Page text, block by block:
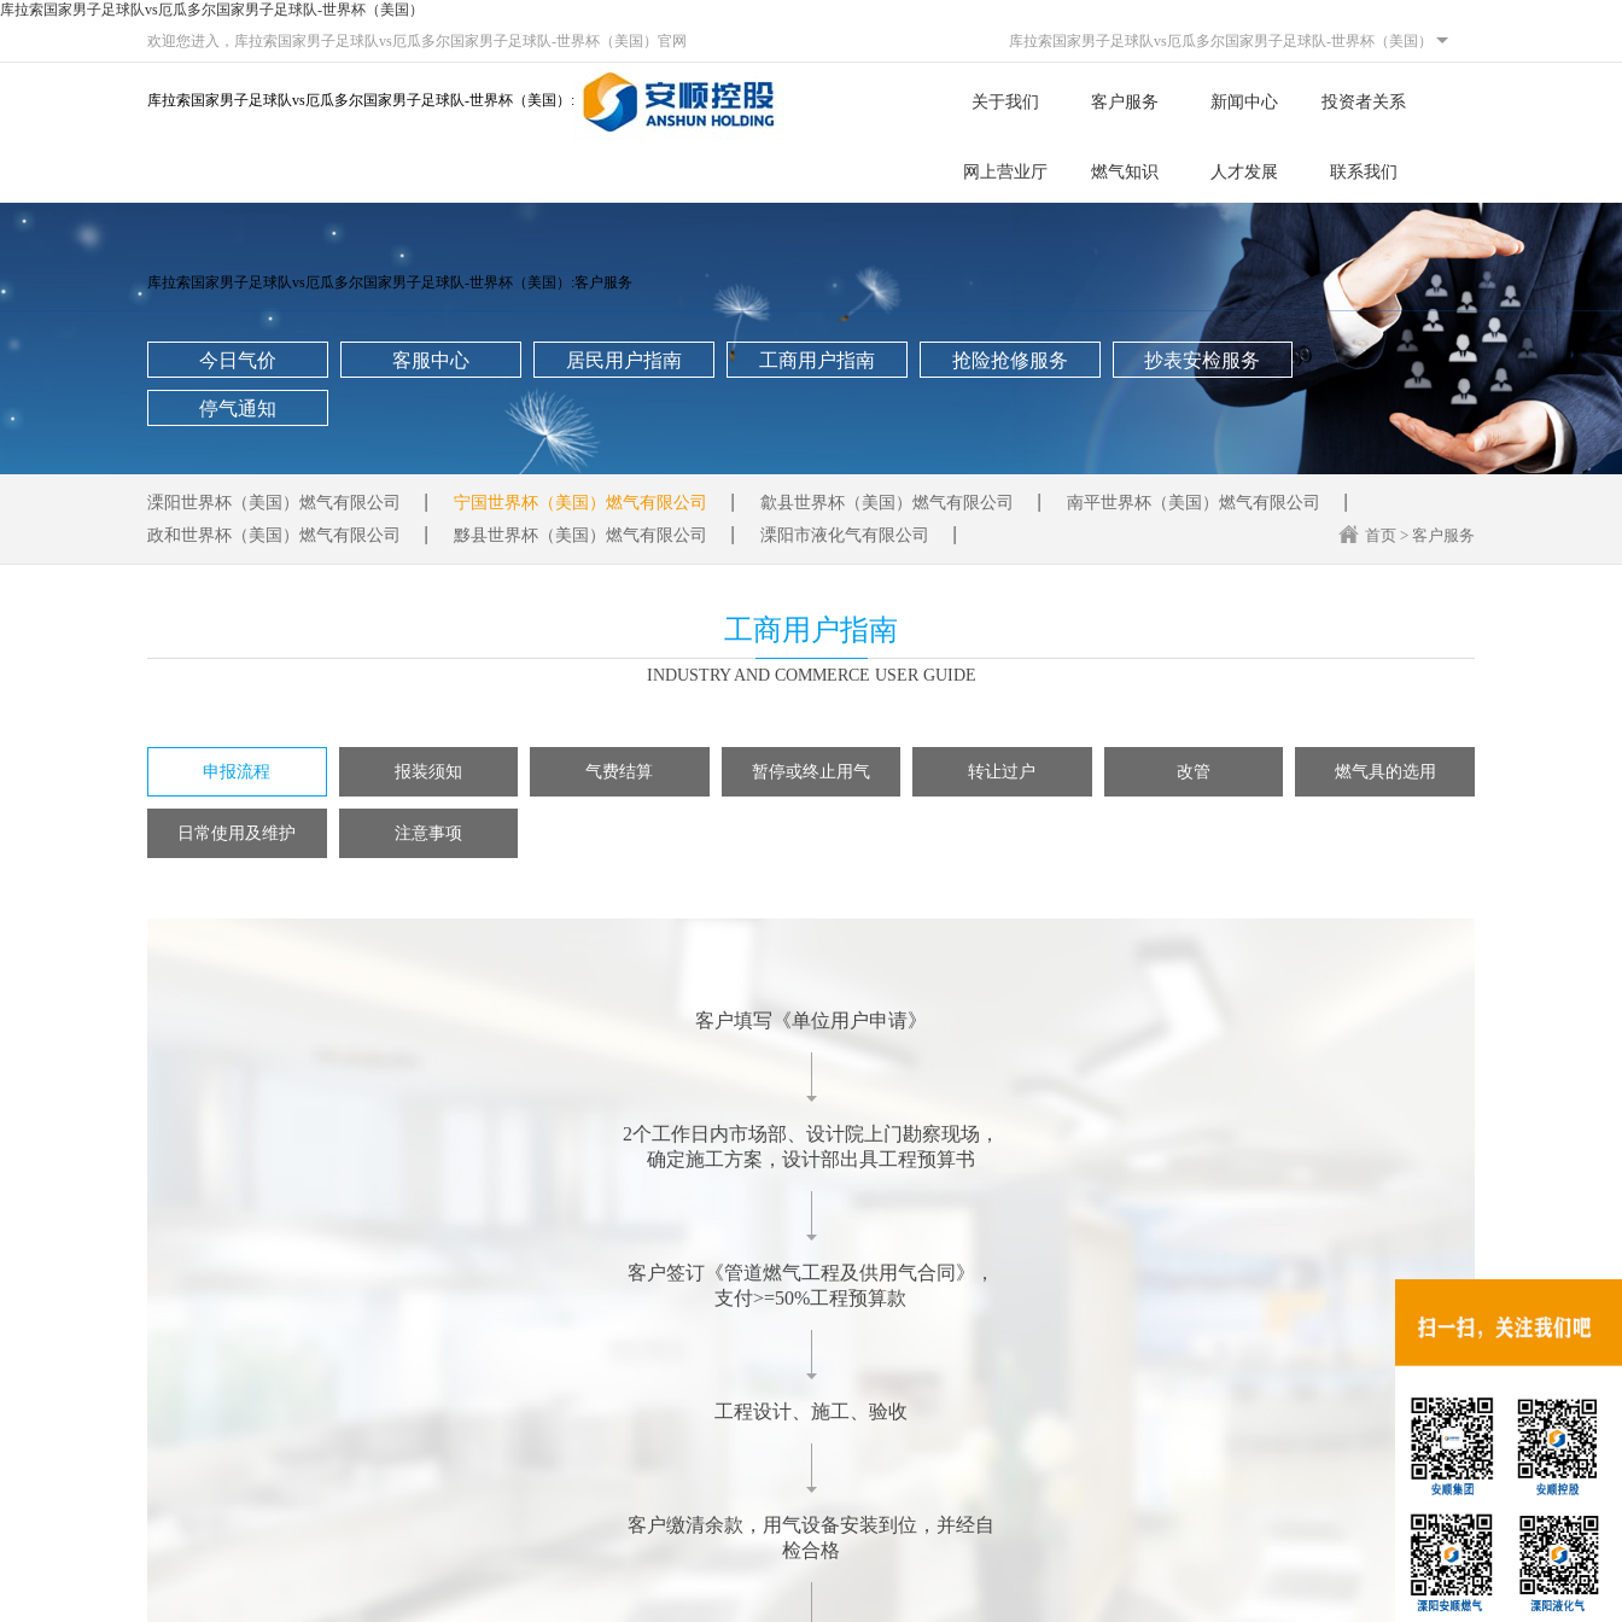
库拉索国家男子足球队vs厄瓜多尔国家男子足球队-世界杯（美国）
欢迎您进入，库拉索国家男子足球队vs厄瓜多尔国家男子足球队-世界杯（美国）官网
库拉索国家男子足球队vs厄瓜多尔国家男子足球队-世界杯（美国）
库拉索国家男子足球队vs厄瓜多尔国家男子足球队-世界杯（美国）: 关于我们 客户服务 新闻中心 投资者关系
网上营业厅 燃气知识 人才发展 联系我们
库拉索国家男子足球队vs厄瓜多尔国家男子足球队-世界杯（美国）:客户服务
今日气价 客服中心 居民用户指南 工商用户指南 抢险抢修服务 抄表安检服务
停气通知
溧阳世界杯（美国）燃气有限公司 宁国世界杯（美国）燃气有限公司 歙县世界杯（美国）燃气有限公司
南平世界杯（美国）燃气有限公司
政和世界杯（美国）燃气有限公司
黟县世界杯（美国）燃气有限公司 溧阳市液化气有限公司 首页 > 客户服务
工商用户指南
INDUSTRY AND COMMERCE USER GUIDE
申报流程 报装须知 气费结算 暂停或终止用气 转让过户 改管 燃气具的选用
日常使用及维护 注意事项
客户填写《单位用户申请》
2个工作日内市场部、设计院上门勘察现场，
确定施工方案，设计部出具工程预算书
客户签订《管道燃气工程及供用气合同》，
支付>=50%工程预算款
工程设计、施工、验收
客户缴清余款，用气设备安装到位，并经自
检合格